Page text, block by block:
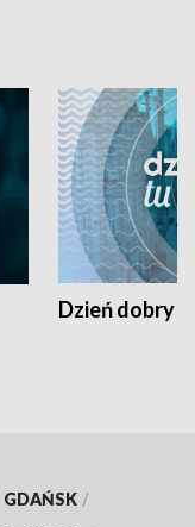
Dzień dobry
GDAŃSK /